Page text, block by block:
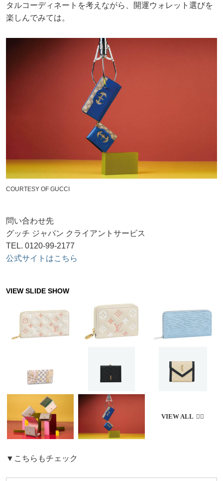
タルコーディネートを考えながら、開運ウォレット選びを
楽しんでみては。
COURTESY OF GUCCI
問い合わせ先
グッチ ジャパン クライアントサービス
TEL. 0120-99-2177
公式サイトはこちら
▼こちらもチェック